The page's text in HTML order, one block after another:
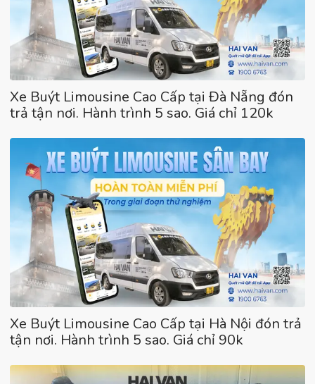
Xe Buýt Limousine Cao Cấp tại Đà Nẵng đón
trả tận nơi. Hành trình 5 sao. Giá chỉ 120k
Xe Buýt Limousine Cao Cấp tại Hà Nội đón trả
tận nơi. Hành trình 5 sao. Giá chỉ 90k